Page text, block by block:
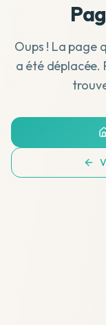
Oups ! La page
a été déplacée.